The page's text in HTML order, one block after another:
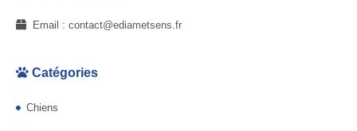
Email : contact@ediametsens.fr
Catégories
Chiens